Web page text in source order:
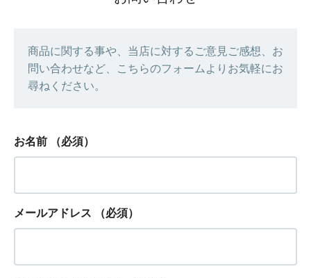
商品に関する事や、当店に対するご意見ご感想、お
問い合わせなど、こちらのフォームよりお気軽にお
尋ねください。
お名前 （必須）
メールアドレス （必須）